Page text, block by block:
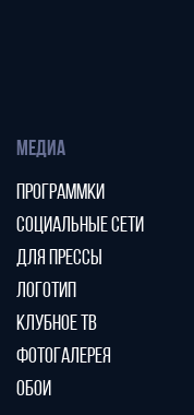
МЕДИА
ПРОГРАММКИ
СОЦИАЛЬНЫЕ СЕТИ
ДЛЯ ПРЕССЫ
ЛОГОТИП
КЛУБНОЕ ТВ
ФОТОГАЛЕРЕЯ
ОБОИ